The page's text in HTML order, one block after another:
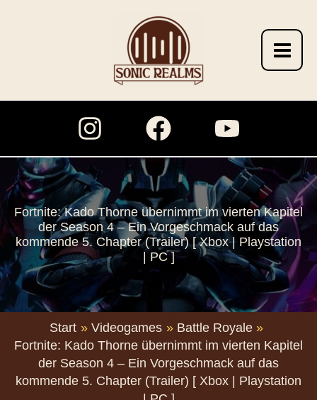
Fortnite: Kado Thorne übernimmt im vierten Kapitel
der Season 4 – Ein Vorgeschmack auf das
kommende 5. Chapter (Trailer) [ Xbox | Playstation
| PC ]
Start Videogames
Battle Royale
Fortnite: Kado Thorne übernimmt im vierten Kapitel
der Season 4 – Ein Vorgeschmack auf das
kommende 5. Chapter (Trailer) [ Xbox | Playstation